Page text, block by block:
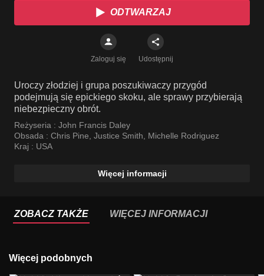
ODTWARZAJ
Zaloguj się Udostępnij
Uroczy złodziej i grupa poszukiwaczy przygód
podejmują się epickiego skoku, ale sprawy przybierają
niebezpieczny obrót.
Reżyseria : John Francis Daley
Obsada : Chris Pine, Justice Smith, Michelle Rodriguez
Kraj : USA
Więcej informacji
ZOBACZ TAKŻE WIĘCEJ INFORMACJI
Więcej podobnych